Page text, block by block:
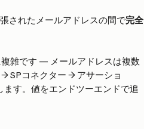
されたメールアドレスの間で完全
雑です — メールアドレスは複数
SPコネクター → アサーショ
す。値をエンドツーエンドで追